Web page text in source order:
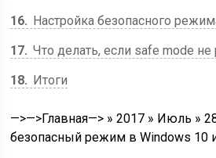
16
Настройка безопасного
17 Что делать, если safe mode не
18
Итоги
—>—>Главная—> » 2017 » Июль »
безопасный режим в Windows 10